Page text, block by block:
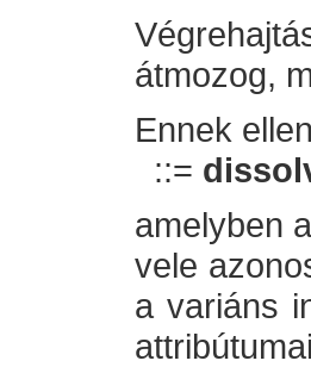
átmozog,
Ennek
::=
amelyben
vele
a variáns